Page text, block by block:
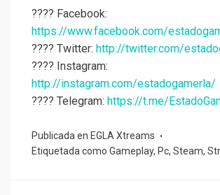
???? Facebook:
https://www.facebook.com/
???? Twitter: http://twitter.com/
???? Instagram:
http://instagram.com/estadogamerla/
???? Telegram: https://t.me/
Publicada en EGLA Xtreams
Etiquetada como Gameplay, Pc, Steam,